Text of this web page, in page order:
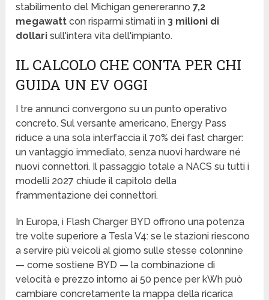
stabilimento del Michigan genereranno7,2
megawatt con risparmi stimati in 3 milioni di
dollari sull'intera vita dell'impianto.
IL CALCOLO CHE CONTA PER CHI
GUIDA UN EV OGGI
I tre annunci convergono su un punto operativo
concreto. Sul versante americano, Energy Pass
riduce a una sola interfaccia il 70% dei fast charger:
un vantaggio immediato, senza nuovi hardware né
nuovi connettori. Il passaggio totale a NACS su tutti i
modelli 2027 chiude il capitolo della
frammentazione dei connettori.
In Europa, i Flash Charger BYD offrono una potenza
tre volte superiore a Tesla V4: se le stazioni riescono
a servire più veicoli al giorno sulle stesse colonnine
— come sostiene BYD — la combinazione di
velocità e prezzo intorno ai 50 pence per kWh può
cambiare concretamente la mappa della ricarica